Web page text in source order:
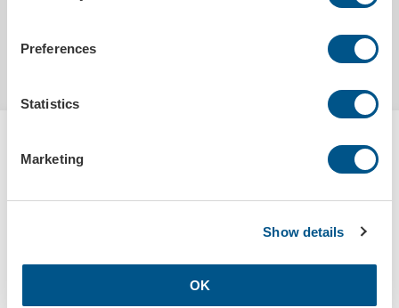
Preferences
Statistics
Marketing
Show details
OK
HANDLAS OFTA TILLSAMMANS MED KEYTAG UTAN TRYCK, RÖD